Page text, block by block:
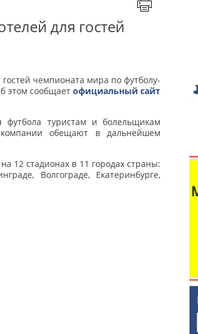
для гостей
чемпионата мира по футболу-
этом сообщаетофициальный сайт
футбола туристам и болельщикам
обещают в дальнейшем
12 стадионах в 11 городах страны:
Волгограде, Екатеринбурге,